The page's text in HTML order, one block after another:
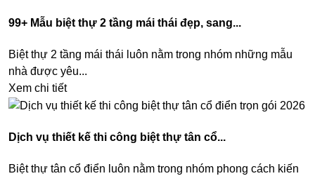
99+ Mẫu biệt thự 2 tầng mái thái đẹp, sang...
Biệt thự 2 tầng mái thái luôn nằm trong nhóm những mẫu
nhà được yêu...
Xem chi tiết
Dịch vụ thiết kế thi công biệt thự tân cổ...
Biệt thự tân cổ điển luôn nằm trong nhóm phong cách kiến